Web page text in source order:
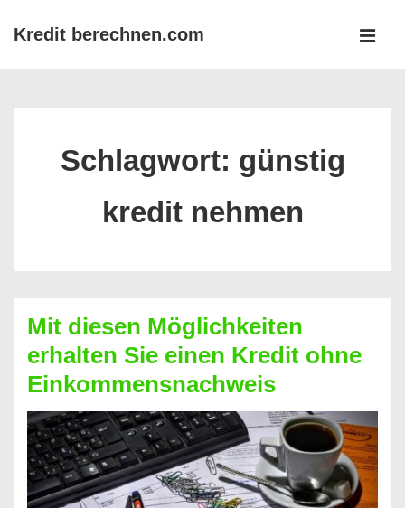
ZumKredit berechnen.com
Schlagwort: günstig
kredit nehmen
Mit diesen Möglichkeiten
erhalten Sie einen Kredit ohne
Einkommensnachweis